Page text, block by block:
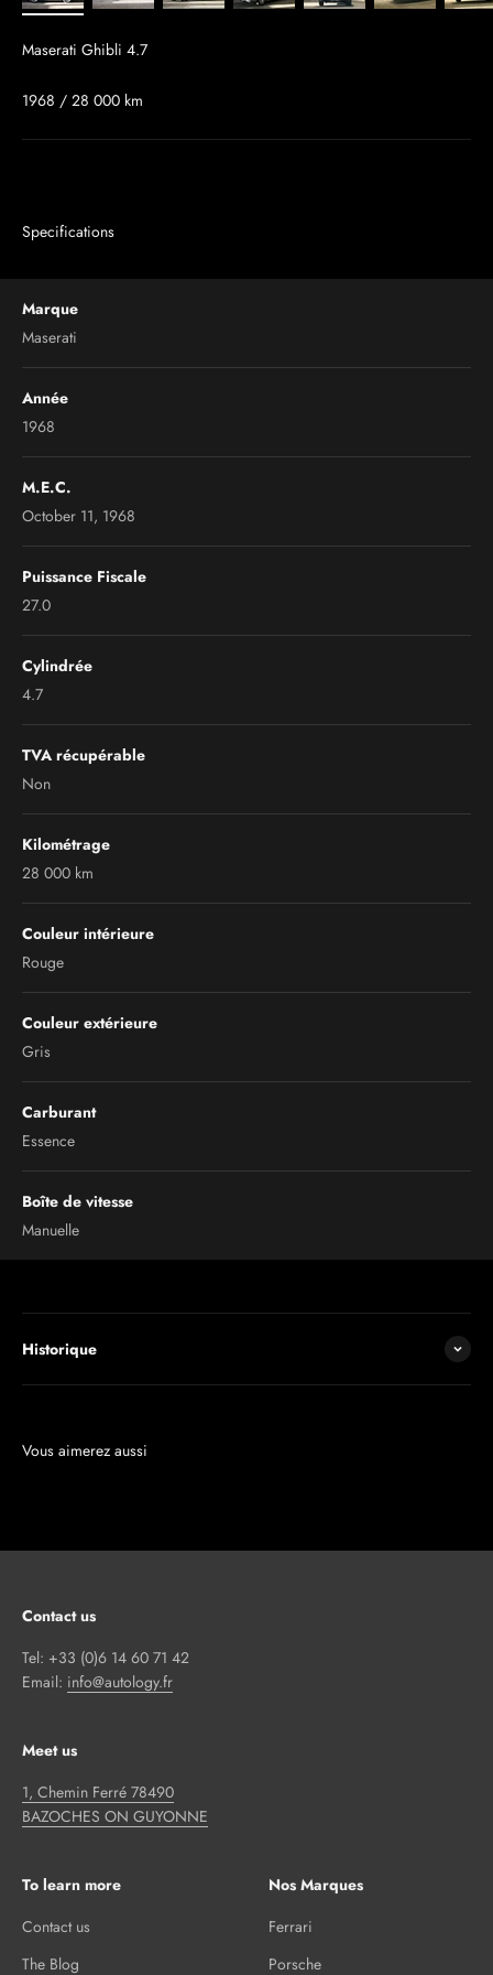
Maserati Ghibli 4.7
1968 / 28 000 km
Specifications
Marque
Maserati
Année
1968
M.E.C.
October 11, 1968
Puissance Fiscale
27.0
Cylindrée
4.7
TVA récupérable
Non
Kilométrage
28 000 km
Couleur intérieure
Rouge
Couleur extérieure
Gris
Carburant
Essence
Boîte de vitesse
Manuelle
Historique
Contact us
Tel: +33 (0)6 14 60 71 42
Email: info@autology.fr
Meet us
1, Chemin Ferré 78490
BAZOCHES ON GUYONNE
To learn more
Contact us
The Blog
Nos Marques
Ferrari
Porsche